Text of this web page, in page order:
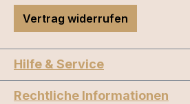
Vertrag widerrufen
Hilfe & Service
Rechtliche Informationen